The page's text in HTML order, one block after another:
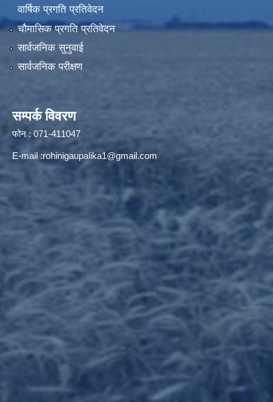
वार्षिक प्रगति प्रतिवेदन
चौमासिक प्रगति प्रतिवेदन
सार्वजनिक सुनुवाई
सार्वजनिक परीक्षण
सम्पर्क विवरण
फोन : 071-411047
E-mail :rohinigaupalika1@gmail.com